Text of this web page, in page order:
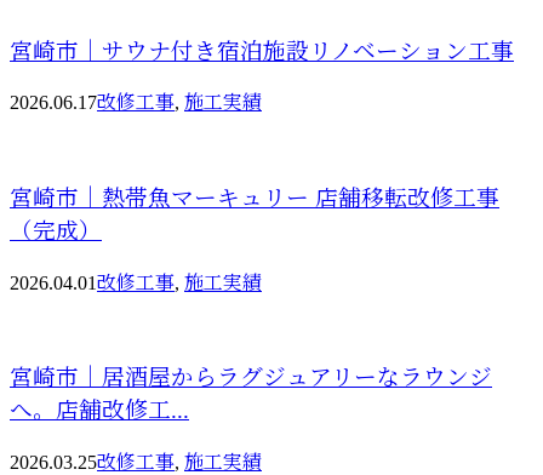
宮崎市｜サウナ付き宿泊施設リノベーション工事
2026.06.17改修工事, 施工実績
宮崎市｜熱帯魚マーキュリー 店舗移転改修工事
（完成）
2026.04.01改修工事, 施工実績
宮崎市｜居酒屋からラグジュアリーなラウンジ
へ。店舗改修工...
2026.03.25改修工事, 施工実績